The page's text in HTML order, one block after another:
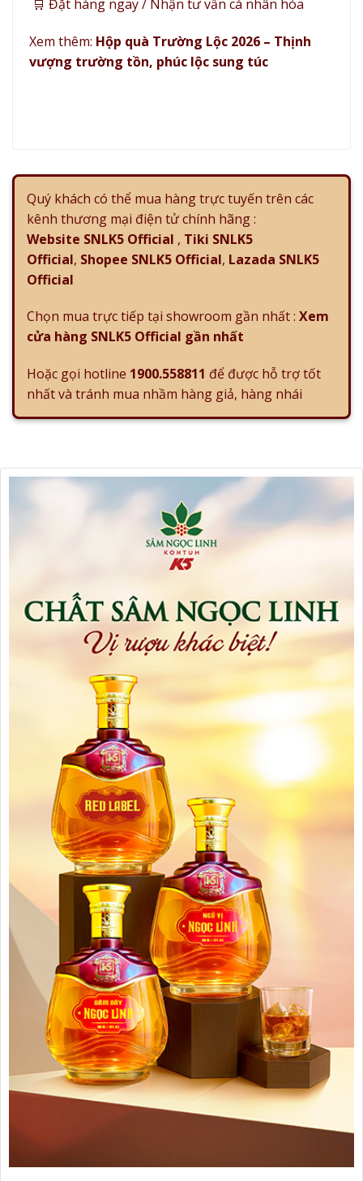
🛒 Đặt hàng ngay/ Nhận tư vấn cá nhân hóa
Xem thêm: Hộp quà Trường Lộc 2026 – Thịnh
vượng trường tồn, phúc lộc sung túc
Quý khách có thể mua hàng trực tuyến trên các
kênh thương mại điện tử chính hãng :
Website SNLK5 Official , Tiki SNLK5
Official, Shopee SNLK5 Official, Lazada SNLK5
Official
Chọn mua trực tiếp tại showroom gần nhất : Xem
cửa hàng SNLK5 Official gần nhất
Hoặc gọi hotline 1900.558811 để được hỗ trợ tốt
nhất và tránh mua nhầm hàng giả, hàng nhái